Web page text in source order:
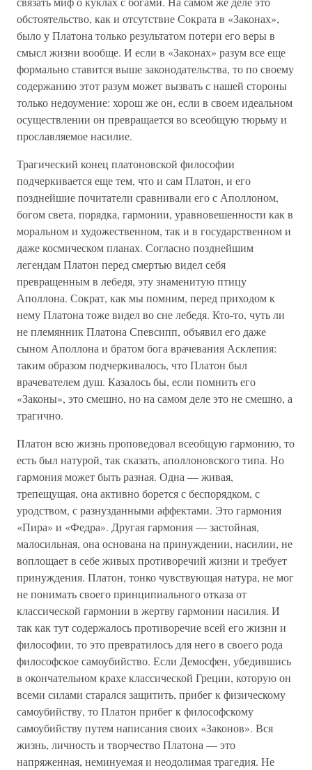
обстоятельство, как и отсутствие Сократа в «Законах»,
было у Платона только результатом потери его веры в
смысл жизни вообще. И если в «Законах» разум все еще
формально ставится выше законодательства, то по своему
содержанию этот разум может вызвать с нашей стороны
только недоумение: хорош же он, если в своем идеальном
осуществлении он превращается во всеобщую тюрьму и
прославляемое насилие.
Трагический конец платоновской философии
подчеркивается еще тем, что и сам Платон, и его
позднейшие почитатели сравнивали его с Аполлоном,
богом света, порядка, гармонии, уравновешенности как в
моральном и художественном, так и в государственном и
даже космическом планах. Согласно позднейшим
легендам Платон перед смертью видел себя
превращенным в лебедя, эту знаменитую птицу
Аполлона. Сократ, как мы помним, перед приходом к
нему Платона тоже видел во сне лебедя. Кто-то, чуть ли
не племянник Платона Спевсипп, объявил его даже
сыном Аполлона и братом бога врачевания Асклепия:
таким образом подчеркивалось, что Платон был
врачевателем душ. Казалось бы, если помнить его
«Законы», это смешно, но на самом деле это не смешно, а
трагично.
Платон всю жизнь проповедовал всеобщую гармонию, то
есть был натурой, так сказать, аполлоновского типа. Но
гармония может быть разная. Одна — живая,
трепещущая, она активно борется с беспорядком, с
уродством, с разнузданными аффектами. Это гармония
«Пира» и «Федра». Другая гармония — застойная,
малосильная, она основана на принуждении, насилии, не
воплощает в себе живых противоречий жизни и требует
принуждения. Платон, тонко чувствующая натура, не мог
не понимать своего принципиального отказа от
классической гармонии в жертву гармонии насилия. И
так как тут содержалось противоречие всей его жизни и
философии, то это превратилось для него в своего рода
философское самоубийство. Если Демосфен, убедившись
в окончательном крахе классической Греции, которую он
всеми силами старался защитить, прибег к физическому
самоубийству, то Платон прибег к философскому
самоубийству путем написания своих «Законов». Вся
жизнь, личность и творчество Платона — это
напряженная, неминуемая и неодолимая трагедия. Не